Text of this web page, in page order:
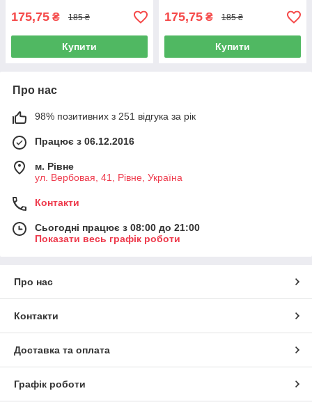
175,75 ₴ 185 ₴
Купити
175,75 ₴ 185 ₴
Купити
Про нас
98% позитивних з 251 відгука за рік
Працює з 06.12.2016
м. Рівне
ул. Вербовая, 41, Рівне, Україна
Контакти
Сьогодні працює з 08:00 до 21:00
Показати весь графік роботи
Про нас
Контакти
Доставка та оплата
Графік роботи